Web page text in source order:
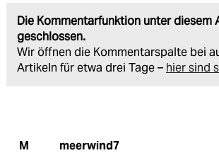
Die Kommentarfunktion unter diesem
geschlossen.
Wir öffnen die Kommentarspalte bei
Artikeln für etwa drei Tage – hier sind
M meerwind7